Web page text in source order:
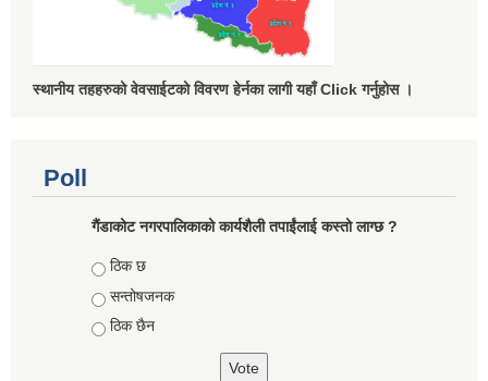
स्थानीय तहहरुको वेवसाईटको विवरण हेर्नका लागी यहाँ Click गर्नुहोस ।
Poll
गैंडाकोट नगरपालिकाको कार्यशैली तपाईंलाई कस्तो लाग्छ ?
Choices
ठिक छ
सन्तोषजनक
ठिक छैन